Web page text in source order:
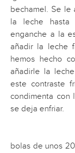
bechamel. Se le
la leche hasta
enganche a la
añadir la leche
hemos hecho
añadirle la
este contraste
condimenta con
se deja enfriar.
bolas de unos